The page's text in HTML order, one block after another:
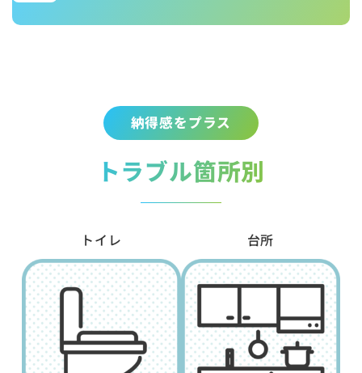
納得感をプラス
トラブル箇所別
トイレ 台所